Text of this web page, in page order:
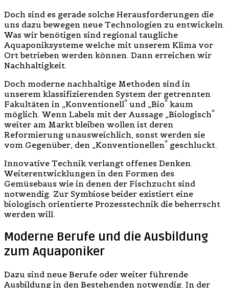
Doch sind es gerade solche Herausforderungen die
uns dazu bewegen neue Technologien zu entwickeln.
Was wir benötigen sind regional taugliche
Aquaponiksysteme welche mit unserem Klima vor
Ort betrieben werden können. Dann erreichen wir
Nachhaltigkeit.
Doch moderne nachhaltige Methoden sind in
unserem klassifizierenden System der getrennten
Fakultäten in „Konventionell“ und „Bio“ kaum
möglich. Wenn Labels mit der Aussage „Biologisch“
weiter am Markt bleiben wollen ist deren
Reformierung unausweichlich, sonst werden sie
vom Gegenüber, den „Konventionellen“ geschluckt.
Innovative Technik verlangt offenes Denken.
Weiterentwicklungen in den Formen des
Gemüsebaus wie in denen der Fischzucht sind
notwendig. Zur Symbiose beider existiert eine
biologisch orientierte Prozesstechnik die beherrscht
werden will.
Moderne Berufe und die Ausbildung
zum Aquaponiker
Dazu sind neue Berufe oder weiter führende
Ausbildung in den Bestehenden notwendig. In der